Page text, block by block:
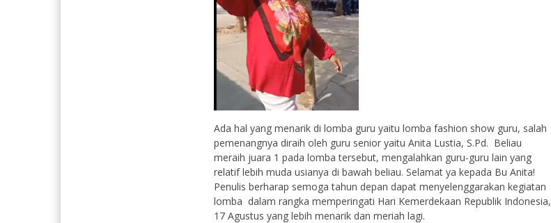
Ada hal yang menarik di lomba guru yaitu lomba fashion show guru, salah
pemenangnya diraih oleh guru senior yaitu Anita Lustia, S.Pd. Beliau
meraih juara 1 pada lomba tersebut, mengalahkan guru-guru lain yang
relatif lebih muda usianya di bawah beliau. Selamat ya kepada Bu Anita!
Penulis berharap semoga tahun depan dapat menyelenggarakan kegiatan
lomba dalam rangka memperingati Hari Kemerdekaan Republik Indonesia,
17 Agustus yang lebih menarik dan meriah lagi.